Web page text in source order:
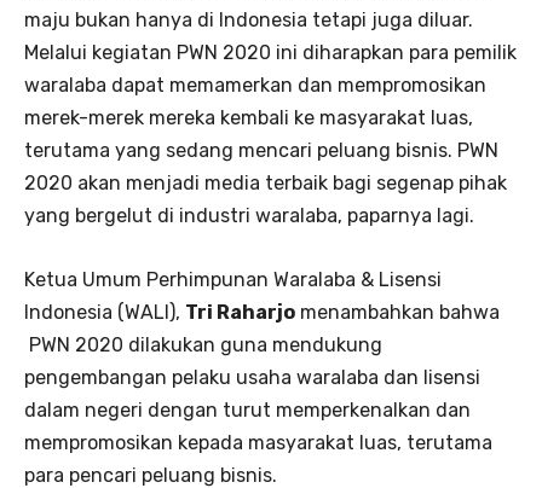
maju bukan hanya di Indonesia tetapi juga diluar.
Melalui kegiatan PWN 2020 ini diharapkan para pemilik
waralaba dapat memamerkan dan mempromosikan
merek-merek mereka kembali ke masyarakat luas,
terutama yang sedang mencari peluang bisnis. PWN
2020 akan menjadi media terbaik bagi segenap pihak
yang bergelut di industri waralaba, paparnya lagi.
Ketua Umum Perhimpunan Waralaba & Lisensi
Indonesia (WALI), Tri Raharjo menambahkan bahwa
PWN 2020 dilakukan guna mendukung
pengembangan pelaku usaha waralaba dan lisensi
dalam negeri dengan turut memperkenalkan dan
mempromosikan kepada masyarakat luas, terutama
para pencari peluang bisnis.